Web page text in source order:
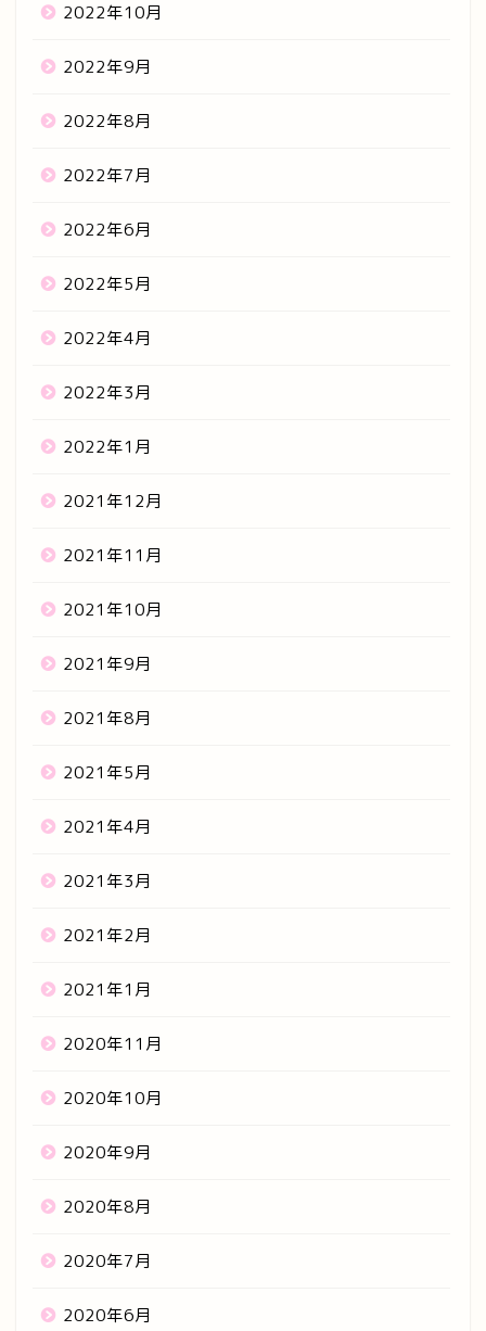
2022年10月
2022年9月
2022年8月
2022年7月
2022年6月
2022年5月
2022年4月
2022年3月
2022年1月
2021年12月
2021年11月
2021年10月
2021年9月
2021年8月
2021年5月
2021年4月
2021年3月
2021年2月
2021年1月
2020年11月
2020年10月
2020年9月
2020年8月
2020年7月
2020年6月